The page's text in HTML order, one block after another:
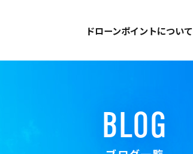
ドローンポイントについて
BLOG